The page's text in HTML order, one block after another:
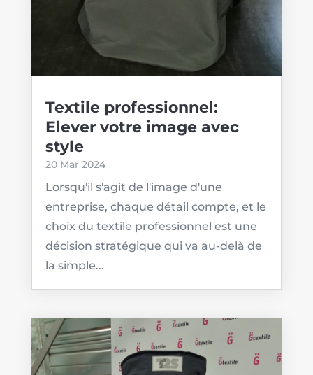
Textile professionnel:
Elever votre image avec
style
20 Mar 2024
Lorsqu'il s'agit de l'image d'une
entreprise, chaque détail compte, et le
choix du textile professionnel est une
décision stratégique qui va au-delà de
la simple...